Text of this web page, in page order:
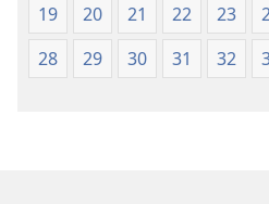
19
20 21 22 23
28
29 30 31 32